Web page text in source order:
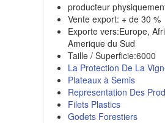
producteur
Vente export: + de 30 %
Exporte vers:Europe,
Amerique du Sud
Taille / Superficie:6000
La Protection De La
Plateaux à Semis
Representation Des
Filets Plastics
Godets Forestiers